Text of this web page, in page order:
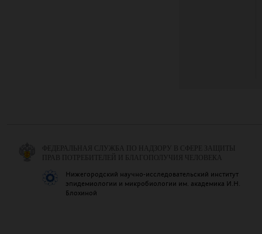
ФЕДЕРАЛЬНАЯ СЛУЖБА ПО НАДЗОРУ В СФЕРЕ ЗАЩИТЫ
ПРАВ ПОТРЕБИТЕЛЕЙ И БЛАГОПОЛУЧИЯ ЧЕЛОВЕКА
Нижегородский научно-исследовательский институт
эпидемиологии и микробиологии им. академика И.Н.
Блохиной